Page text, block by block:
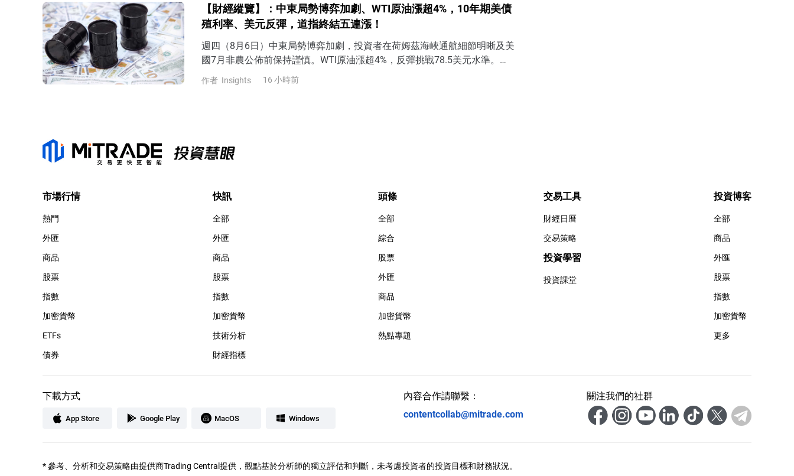
【財經縱覽】：中東局勢博弈加劇、WTI原油漲超4%，10年期美債
殖利率、美元反彈，道指終結五連漲！
週四（8月6日）中東局勢博弈加劇，投資者在荷姆茲海峽通航細節明晰及美
國7月非農公佈前保持謹慎。WTI原油漲超4%，反彈挑戰78.5美元水準。美
元、美債殖利率齊齊反彈，其中10年期美債殖利率上漲6個基點至4.67%，
美元反攻100關口。黃金沖高回落受阻4300美元。
作者 Insights 16 小時前
市場行情
熱門
外匯
商品
股票
指數
加密貨幣
ETFs
債券
快訊
全部
外匯
商品
股票
指數
加密貨幣
技術分析
財經指標
頭條
全部
綜合
股票
外匯
商品
加密貨幣
熱點專題
交易工具
財經日曆
交易策略
投資學習
投資課堂
投資博客
全部
商品
外匯
股票
指數
加密貨幣
更多
下載方式
App Store Google Play MacOS Windows
內容合作請聯繫：
contentcollab@mitrade.com
關注我們的社群
*參考、分析和交易策略由提供商Trading Central提供，觀點基於分析師的獨立評估和判斷，未考慮投資者的投資目標和財務狀況。